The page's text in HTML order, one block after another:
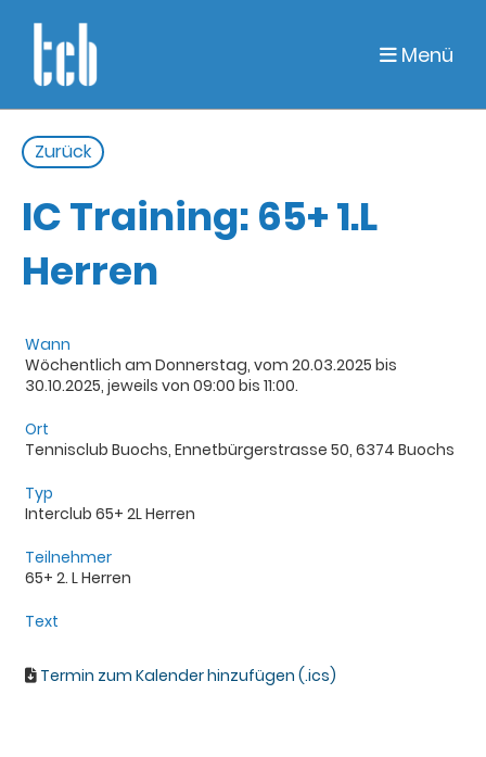
Menü
Zurück
IC Training: 65+ 1.L
Herren
Wann
Wöchentlich am Donnerstag, vom 20.03.2025 bis
30.10.2025, jeweils von 09:00 bis 11:00.
Ort
Tennisclub Buochs, Ennetbürgerstrasse 50, 6374 Buochs
Typ
Interclub 65+ 2L Herren
Teilnehmer
65+ 2. L Herren
Text
Termin zum Kalender hinzufügen (.ics)